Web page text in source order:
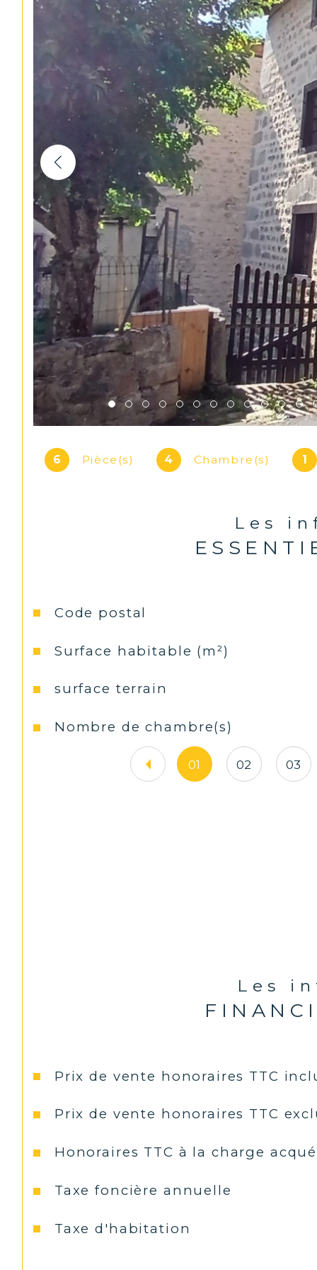
6 Pièce(s) 4 Chambre(s) 1
Les
Caractéristiques Valeurs
Code postal
Surface habitable (m²)
surface terrain
Nombre de chambre(s)
01 02 03
Les
Prix de vente honoraires TTC
Prix de vente honoraires TTC
Honoraires TTC à la charge
Taxe foncière annuelle
Taxe d'habitation